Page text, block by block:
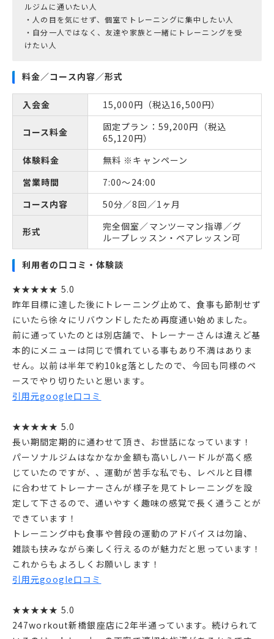
ルジムに通いたい人
・人の目を気にせず、個室でトレーニングに集中したい人
・自分一人ではなく、友達や家族と一緒にトレーニングを受
料金／コース内容／形式
入会金 15,000円（税込16,500円）
コース料金
固定プラン：59,200円（税込
65,120円）
体験料金
無料 ※キャンペーン
営業時間
7:00～24:00
コース内容
50分／8回／1ヶ月
形式
完全個室／マンツーマン指導／グ
ループレッスン・ペアレッスン可
利用者の口コミ・体験談
★★★★★ 5.0
昨年目標に達した後にトレーニング止めて、食事も節制せず
にいたら徐々にリバウンドしたため再度通い始めました。
前に通っていたのとは別店舗で、トレーナーさんは違えど基
本的にメニューは同じで慣れている事もあり不満はありま
せん。以前は半年で約10kg落としたので、今回も同様のペ
ースでやり切りたいと思います。
引用元google口コミ
★★★★★ 5.0
長い期間定期的に通わせて頂き、お世話になっています！
パーソナルジムはなかなか金額も高いしハードルが高く感
じていたのですが、、運動が苦手な私でも、レベルと目標
に合わせてトレーナーさんが様子を見てトレーニングを設
定して下さるので、通いやすく趣味の感覚で長く通うことが
できています！
トレーニング中も食事や普段の運動のアドバイスは勿論、
雑談も挟みながら楽しく行えるのが魅力だと思っています！
これからもよろしくお願いします！
引用元google口コミ
★★★★★ 5.0
247workout新橋銀座店に2年半通っています。続けられて